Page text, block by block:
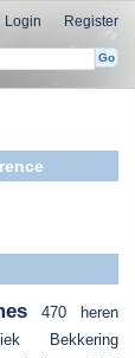
Login Register
470 heren
Bekkering